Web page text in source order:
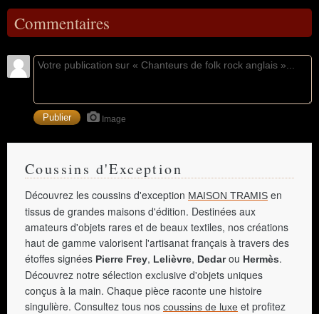
Commentaires
Image
Coussins d'Exception
Découvrez les coussins d'exception MAISON TRAMIS en
tissus de grandes maisons d'édition. Destinées aux
amateurs d'objets rares et de beaux textiles, nos créations
haut de gamme valorisent l'artisanat français à travers des
étoffes signées Pierre Frey, Lelièvre, Dedarou Hermès.
Découvrez notre sélection exclusive d'objets uniques
conçus à la main. Chaque pièce raconte une histoire
singulière. Consultez tous nos coussins de luxe et profitez